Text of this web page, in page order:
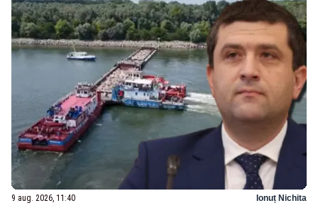
9 aug. 2026, 11:40 Ionuț Nichita